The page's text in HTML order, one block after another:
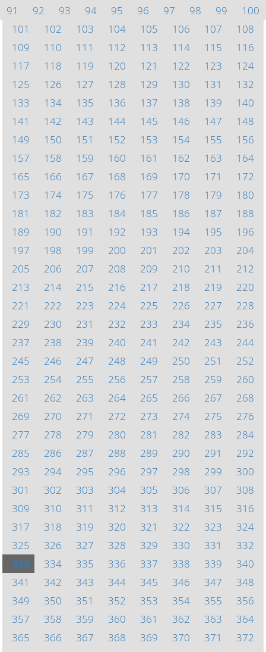
91
92 93 94 95 96 97 98 99
100
101
102 103 104 105 106 107
108
109
110 111 112 113 114 115
116
117
118 119 120 121 122 123
124
125
126 127 128 129 130 131
132
133
134 135 136 137 138 139
140
141
142 143 144 145 146 147
148
149
150 151 152 153 154 155
156
157
158 159 160 161 162 163
164
165
166 167 168 169 170 171
172
173
174 175 176 177 178 179
180
181
182 183 184 185 186 187
188
189
190 191 192 193 194 195
196
197
198 199 200 201 202 203
204
205
206 207 208 209 210 211
212
213
214 215 216 217 218 219
220
221
222 223 224 225 226 227
228
229
230 231 232 233 234 235
236
237
238 239 240 241 242 243
244
245
246 247 248 249 250 251
252
253
254 255 256 257 258 259
260
261
262 263 264 265 266 267
268
269
270 271 272 273 274 275
276
277
278 279 280 281 282 283
284
285
286 287 288 289 290 291
292
293
294 295 296 297 298 299
300
301
302 303 304 305 306 307
308
309
310 311 312 313 314 315
316
317
318 319 320 321 322 323
324
325
326 327 328 329 330 331
332
333
334 335 336 337 338 339
340
341
342 343 344 345 346 347
348
349
350 351 352 353 354 355
356
357
358 359 360 361 362 363
364
365
366 367 368 369 370 371
372